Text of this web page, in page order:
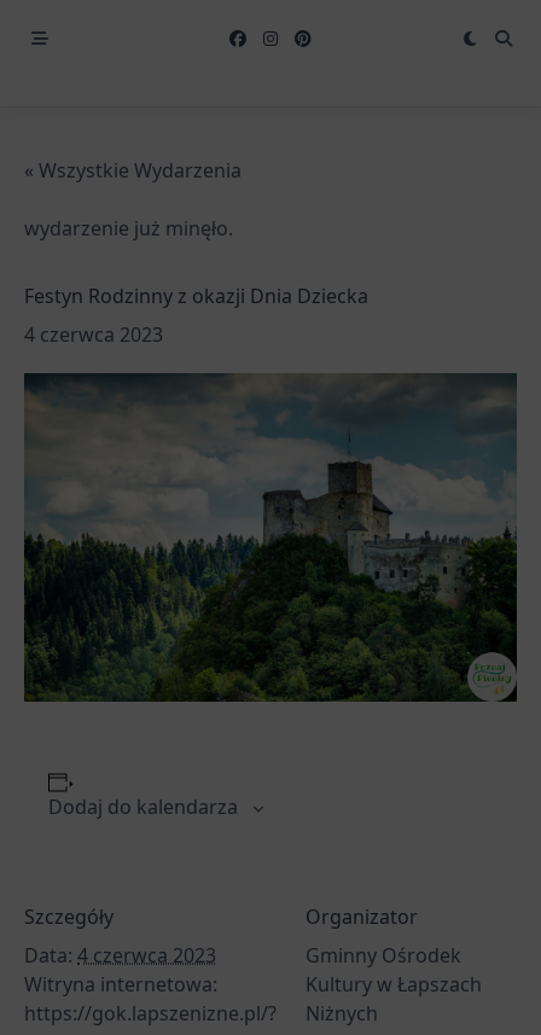
« Wszystkie Wydarzenia
wydarzenie już minęło.
Festyn Rodzinny z okazji Dnia Dziecka
4 czerwca 2023
Dodaj do kalendarza
Szczegóły
Data: 4 czerwca 2023
Witryna internetowa:
https://gok.lapszenizne.pl/?
Organizator
Gminny Ośrodek
Kultury w Łapszach
Niżnych